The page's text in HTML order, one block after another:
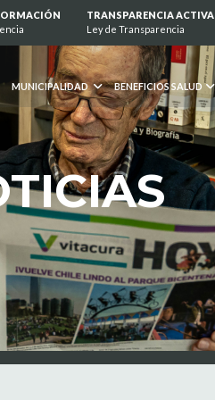
TRANSPARENCIA ACTIVA
Ley de Transparencia
MUNICIPALIDAD BENEFICIOS SALUD